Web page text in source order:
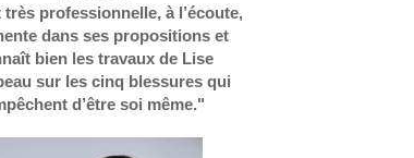
très professionnelle, à l’écoute,
dans ses propositions et
bien les travaux de Lise
sur les cinq blessures qui
d’être soi même."